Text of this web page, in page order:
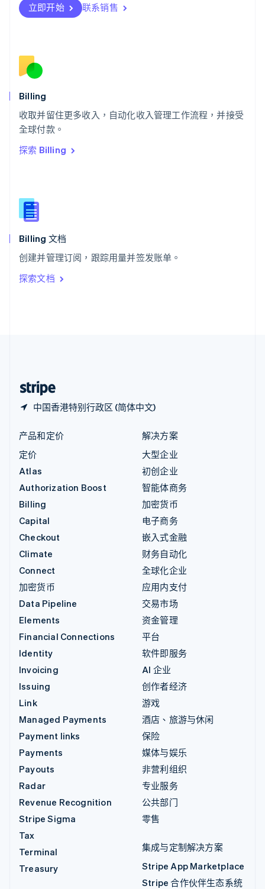
立即开始 联系销售
Billing
收取并留住更多收入，自动化收入管理工作流程，并接受
全球付款。
探索 Billing
Billing 文档
创建并管理订阅，跟踪用量并签发账单。
探索文档
中国香港特别行政区 (简体中文)
瑞士
DeutschFrançais
English
斯洛文尼亚
泰国
ไทยEnglish
希腊
English
西班牙
新西兰
English
匈牙利
English
ItalianoEnglish
印度
English
产品和定价
定价
Atlas
Authorization Boost
Billing
Capital
Checkout
Climate
Connect
加密货币
Data Pipeline
Elements
Financial Connections
Identity
Invoicing
Issuing
Link
Managed Payments
Payment links
Payments
Payouts
Radar
Revenue Recognition
Stripe Sigma
Tax
Terminal
Treasury
解决方案
大型企业
初创企业
智能体商务
加密货币
电子商务
嵌入式金融
财务自动化
全球化企业
应用内支付
交易市场
资金管理
平台
软件即服务
AI 企业
创作者经济
游戏
酒店、旅游与休闲
保险
媒体与娱乐
非营利组织
专业服务
公共部门
零售
集成与定制解决方案
Stripe App Marketplace
Stripe 合作伙伴生态系统